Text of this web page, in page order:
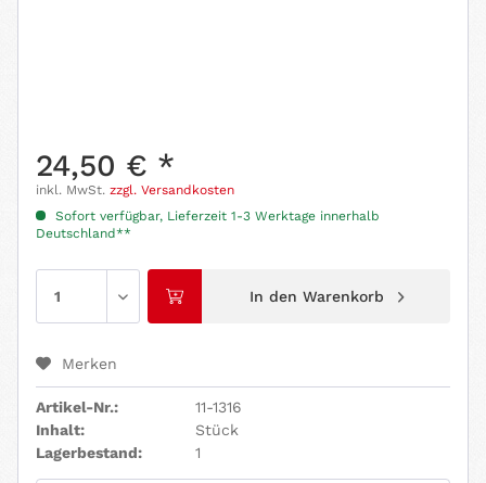
24,50 € *
inkl. MwSt. zzgl. Versandkosten
Sofort verfügbar, Lieferzeit 1-3 Werktage innerhalb
Deutschland**
In den Warenkorb
Merken
Artikel-Nr.:
11-1316
Inhalt:
Stück
Lagerbestand:
1